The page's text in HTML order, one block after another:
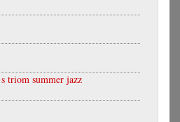
triom summer jazz